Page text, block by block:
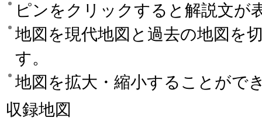
ピンをクリックすると解説文が
地図を現代地図と過去の地図を
す。
地図を拡大・縮小することがで
収録地図